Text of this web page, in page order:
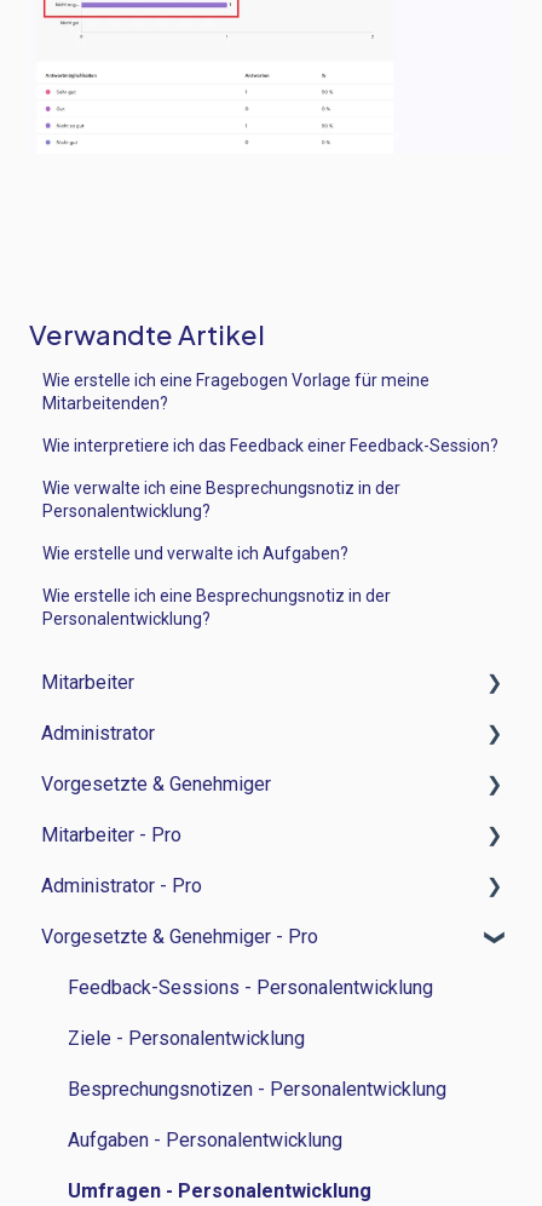
Verwandte Artikel
Wie erstelle ich eine Fragebogen Vorlage für meine
Mitarbeitenden?
Wie interpretiere ich das Feedback einer Feedback-Session?
Wie verwalte ich eine Besprechungsnotiz in der
Personalentwicklung?
Wie erstelle und verwalte ich Aufgaben?
Wie erstelle ich eine Besprechungsnotiz in der
Personalentwicklung?
Mitarbeiter
Zeitwirtschaft
Reisemanagement
Personalverwaltung
Lohn und Gehalt
Grundlagen
Administrator
Zeitwirtschaft
Reisemanagement
Personalverwaltung
Personalentwicklung
Bewerbermanagement
Lohn und Gehalt
Grundlagen
Integrationen
Sicherheit
Vorgesetzte & Genehmiger
Zeitwirtschaft
Personalverwaltung
Bewerbermanagament
Sonstiges
Mitarbeiter - Pro
Feedback-Sessions - Personalentwicklung
Ziele - Personalentwicklung
Besprechungsnotizen - Personalentwicklung
Aufgaben - Personalentwicklung
Umfragen - Personalentwicklung
Einstellungen - Personalentwicklung
Administrator - Pro
Feedback-Session - Personalentwicklung
Ziele - Personalentwicklung
Besprechungsnotizen - Personalentwicklung
Aufgaben - Personalentwicklung
Umfragen - Personalentwicklung
Personen - Personalentwicklung
Vorgesetzte & Genehmiger - Pro
Feedback-Sessions - Personalentwicklung
Ziele - Personalentwicklung
Besprechungsnotizen - Personalentwicklung
Aufgaben - Personalentwicklung
Umfragen - Personalentwicklung